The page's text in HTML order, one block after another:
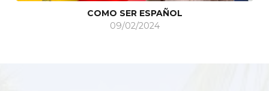
COMO SER ESPAÑOL
09/02/2024